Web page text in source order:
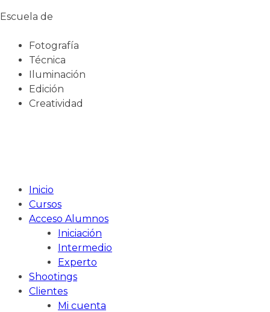
Escuela de
Fotografía
Técnica
Iluminación
Edición
Creatividad
Inicio
Cursos
Acceso Alumnos
Iniciación
Intermedio
Experto
Shootings
Clientes
Mi cuenta